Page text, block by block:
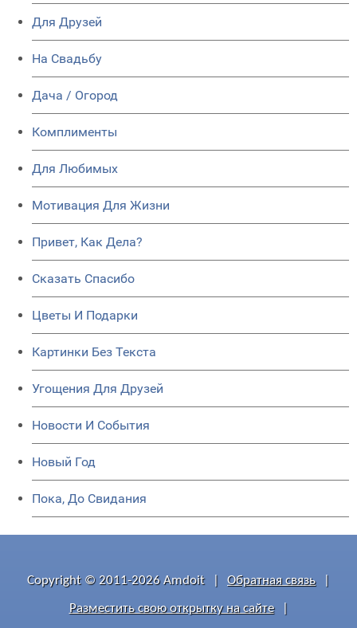
Для Друзей
На Свадьбу
Дача / Огород
Комплименты
Для Любимых
Мотивация Для Жизни
Привет, Как Дела?
Сказать Спасибо
Цветы И Подарки
Картинки Без Текста
Угощения Для Друзей
Новости И События
Новый Год
Пока, До Свидания
Copyright © 2011-2026 Amdoit Обратная связь
Разместить свою открытку на сайте